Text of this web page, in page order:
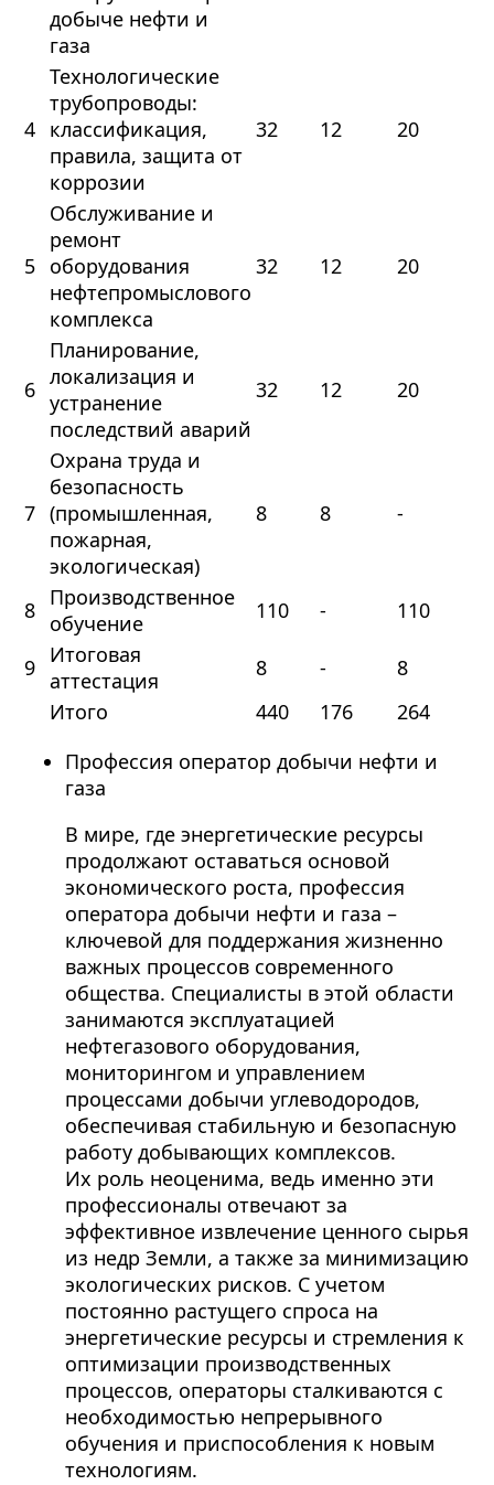
добыче нефти и
газа
4
Технологические
трубопроводы:
классификация,
правила, защита от
коррозии
32 12 20
5
Обслуживание и
ремонт
оборудования
нефтепромыслового
комплекса
32 12 20
6
Планирование,
локализация и
устранение
последствий аварий
32 12 20
7
Охрана труда и
безопасность
(промышленная,
пожарная,
экологическая)
8 8 -
8 Производственное
обучение
110 - 110
9 Итоговая
аттестация
8 -
8
Итого
440 176
264
Профессия оператор добычи нефти и
газа
В мире, где энергетические ресурсы
продолжают оставаться основой
экономического роста, профессия
оператора добычи нефти и газа –
ключевой для поддержания жизненно
важных процессов современного
общества. Специалисты в этой области
занимаются эксплуатацией
нефтегазового оборудования,
мониторингом и управлением
процессами добычи углеводородов,
обеспечивая стабильную и безопасную
работу добывающих комплексов.
Их роль неоценима, ведь именно эти
профессионалы отвечают за
эффективное извлечение ценного сырья
из недр Земли, а также за минимизацию
экологических рисков. С учетом
постоянно растущего спроса на
энергетические ресурсы и стремления к
оптимизации производственных
процессов, операторы сталкиваются с
необходимостью непрерывного
обучения и приспособления к новым
технологиям.